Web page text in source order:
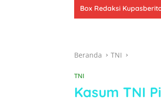
Box Redaksi
Beranda TNI
TNI
Kasum TNI